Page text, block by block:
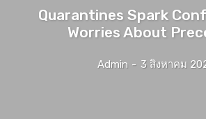
Quarantines Spark
Worries About
Admin - 3 สิงหาคม